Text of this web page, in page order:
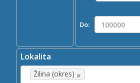
Hľadaj
Do:
Lokalita
×
Žilina (okres)